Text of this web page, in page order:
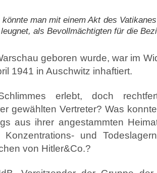
man mit einem Akt des
als Bevollmächtigten für die
geboren wurde, war im
1941 in Auschwitz inhaftiert.
erlebt, doch
gewählten Vertreter? Was
aus ihrer angestammten
Konzentrations- und
von Hitler&Co.?